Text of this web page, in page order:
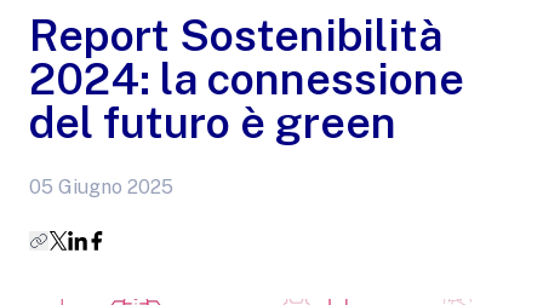
Report Sostenibilità
2024: la connessione
del futuro è green
05 Giugno 2025